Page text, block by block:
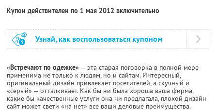
Купон действителен по 1 мая 2012 включительно
Узнай, как воспользоваться купоном
«Встречают по одежке» — эта старая поговорка в полной мере
применима не только к людям, но и сайтам. Интересный,
оригинальный дизайн привлекает посетителей, а скучный и
«серый» — отталкивает. Как бы ни была хороша ваша фирма,
какие бы качественные услуги она ни предлагала, плохой дизайн
сайт может свети «на нет» все ваши деловые преимущества.